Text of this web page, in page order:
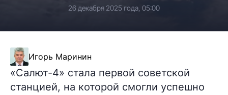
26 декабря 2025 года, 05:00
Игорь Маринин
«Салют-4» стала первой советской
станцией, на которой смогли успешно